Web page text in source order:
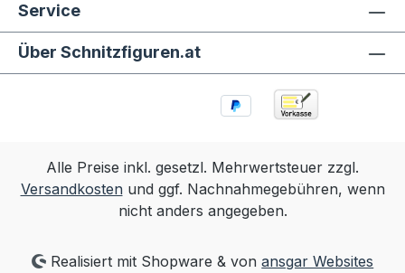
Service
Über Schnitzfiguren.at
Alle Preise inkl. gesetzl. Mehrwertsteuer zzgl.
Versandkostenund ggf. Nachnahmegebühren, wenn
nicht anders angegeben.
Realisiert mit Shopware & vonansgar Websites